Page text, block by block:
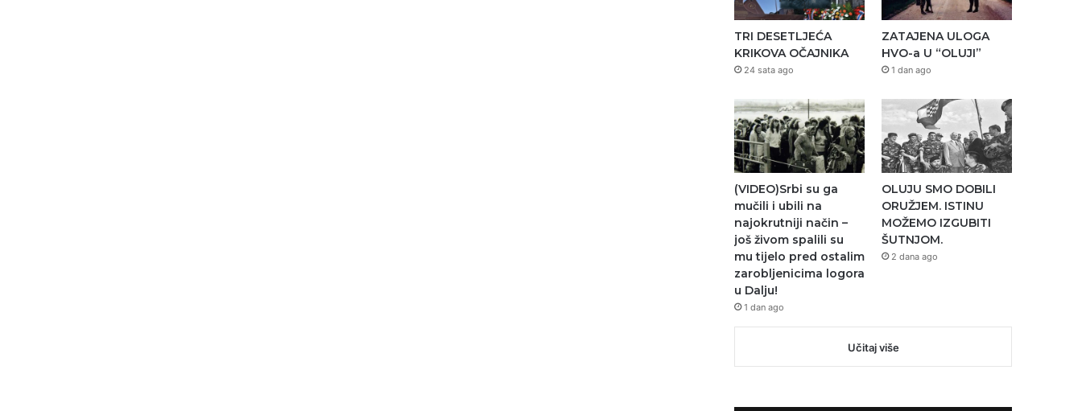
TRI DESETLJEĆA
KRIKOVA OČAJNIKA
24 sata ago
ZATAJENA ULOGA
HVO-a U “OLUJI”
1 dan ago
(VIDEO)Srbi su ga
mučili i ubili na
najokrutniji način –
još živom spalili su
mu tijelo pred ostalim
zarobljenicima logora
u Dalju!
1 dan ago
OLUJU SMO DOBILI
ORUŽJEM. ISTINU
MOŽEMO IZGUBITI
ŠUTNJOM.
2 dana ago
Učitaj više